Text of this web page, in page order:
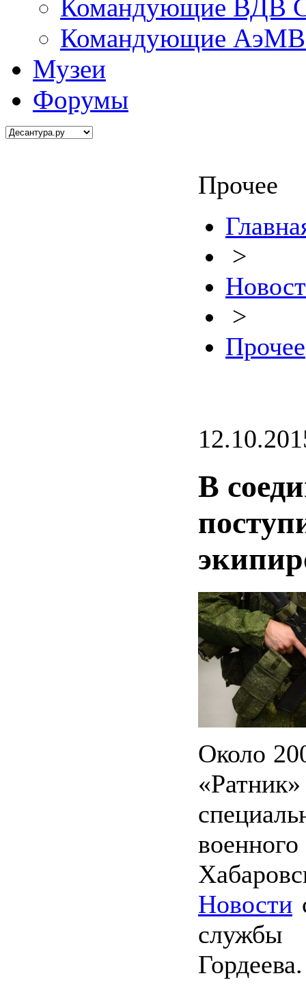
Командующие ВДВ
Командующие АэМВ
Музеи
Форумы
Прочее
>
>
Прочее
В
Около
Новости
службы
Гордеева.